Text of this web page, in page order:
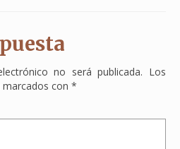
no será publicada. Los
con *